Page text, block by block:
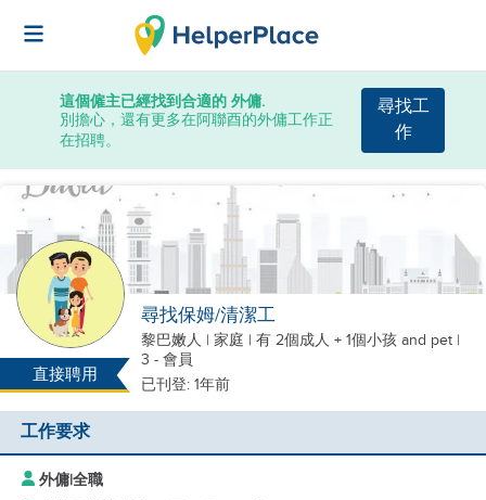
這個僱主已經找到合適的 外傭.
別擔心，還有更多在阿聯酉的外傭工作正
在招聘。
尋找工
作
直接聘用
尋找保姆/清潔工
黎巴嫩人 | 家庭 | 有 2個成人 + 1個小孩 and pet |
3 - 會員
已刊登: 1年前
工作要求
外傭|全職